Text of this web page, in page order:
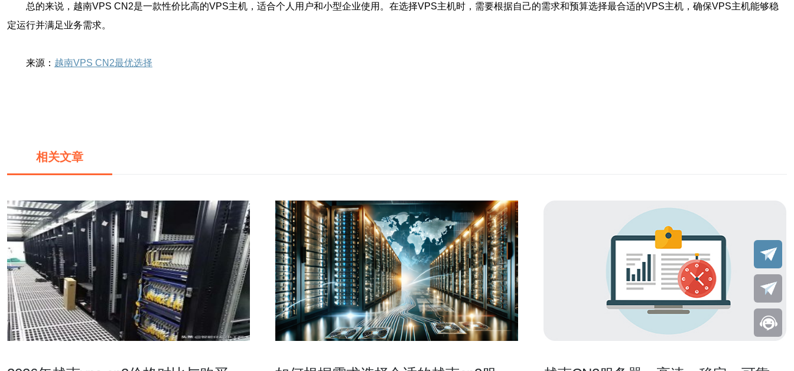
总的来说，越南VPS CN2是一款性价比高的VPS主机，适合个人用户和小型企业使用。在选择VPS主机时，需要根据自己的需求和预算选择最合适的VPS主机，确保VPS主机能够稳
定运行并满足业务需求。
来源： 越南VPS CN2最优选择
相关文章